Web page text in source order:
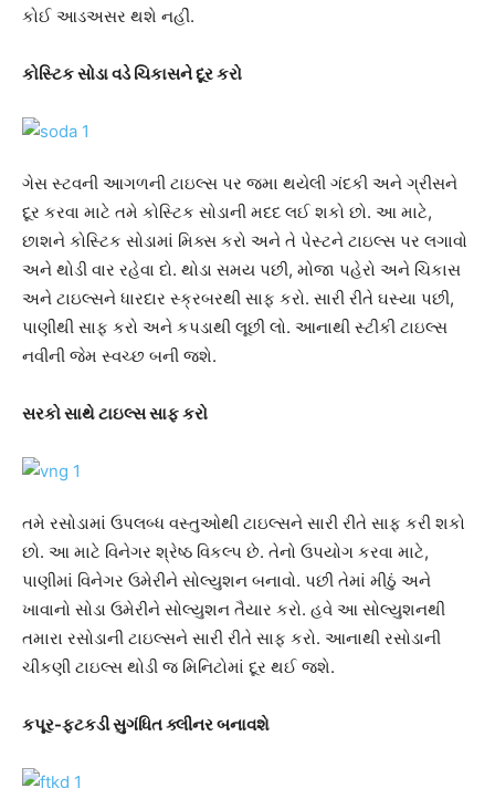
કોઈ આડઅસર થશે નહીં.
કોસ્ટિક સોડા વડે ચિકાસને દૂર કરો
ગેસ સ્ટવની આગળની ટાઇલ્સ પર જમા થયેલી ગંદકી અને ગ્રીસને
દૂર કરવા માટે તમે કોસ્ટિક સોડાની મદદ લઈ શકો છો. આ માટે,
છાશને કોસ્ટિક સોડામાં મિક્સ કરો અને તે પેસ્ટને ટાઇલ્સ પર લગાવો
અને થોડી વાર રહેવા દો. થોડા સમય પછી, મોજા પહેરો અને ચિકાસ
અને ટાઇલ્સને ધારદાર સ્ક્રબરથી સાફ કરો. સારી રીતે ઘસ્યા પછી,
પાણીથી સાફ કરો અને કપડાથી લૂછી લો. આનાથી સ્ટીકી ટાઇલ્સ
નવીની જેમ સ્વચ્છ બની જશે.
સરકો સાથે ટાઇલ્સ સાફ કરો
તમે રસોડામાં ઉપલબ્ધ વસ્તુઓથી ટાઇલ્સને સારી રીતે સાફ કરી શકો
છો. આ માટે વિનેગર શ્રેષ્ઠ વિકલ્પ છે. તેનો ઉપયોગ કરવા માટે,
પાણીમાં વિનેગર ઉમેરીને સોલ્યુશન બનાવો. પછી તેમાં મીઠું અને
ખાવાનો સોડા ઉમેરીને સોલ્યુશન તૈયાર કરો. હવે આ સોલ્યુશનથી
તમારા રસોડાની ટાઇલ્સને સારી રીતે સાફ કરો. આનાથી રસોડાની
ચીકણી ટાઇલ્સ થોડી જ મિનિટોમાં દૂર થઈ જશે.
કપૂર-ફટકડી સુગંધિત ક્લીનર બનાવશે